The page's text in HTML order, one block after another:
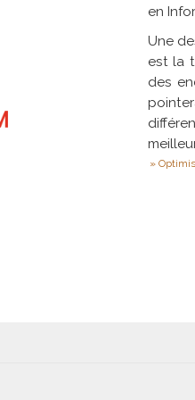
en
Une
est la
des